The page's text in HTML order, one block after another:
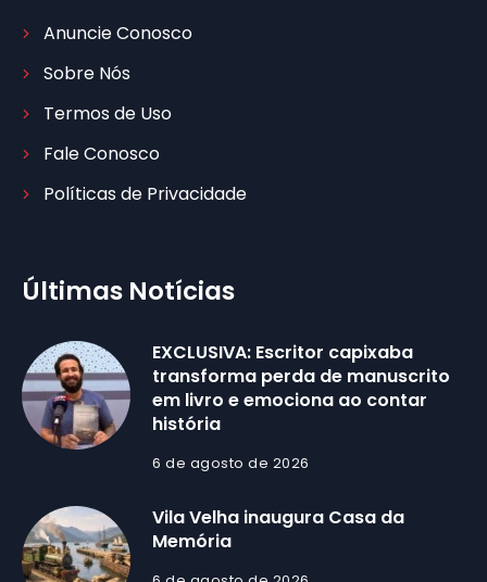
Anuncie Conosco
Sobre Nós
Termos de Uso
Fale Conosco
Políticas de Privacidade
Últimas Notícias
EXCLUSIVA: Escritor capixaba
transforma perda de manuscrito
em livro e emociona ao contar
história
6 de agosto de 2026
Vila Velha inaugura Casa da
Memória